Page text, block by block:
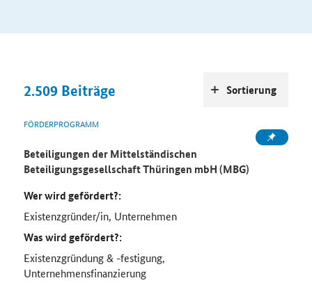
2.509 Beiträge
FÖRDERPROGRAMM
Beteiligungen der Mittelständischen
Beteiligungsgesellschaft Thüringen mbH (MBG)
Wer wird gefördert?:
Existenzgründer/in, Unternehmen
Was wird gefördert?:
Existenzgründung & -festigung,
Unternehmensfinanzierung
Sortierung